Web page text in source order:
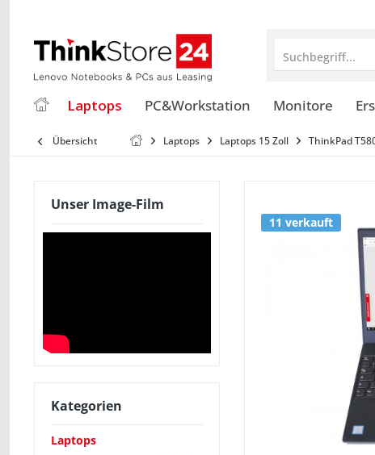
Suchbegriff...
Laptops PC&Workstation Monitore
Übersicht Laptops Laptops 15 Zoll ThinkPad
Unser Image-Film
Kategorien
Laptops
11 verkauft